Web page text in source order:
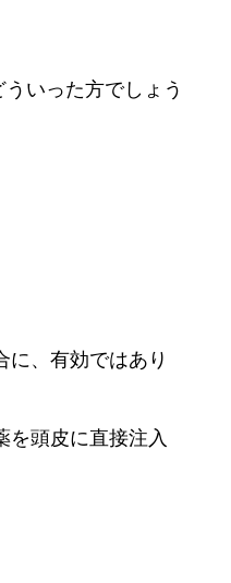
いった方でしょう
、有効ではあり
を頭皮に直接注入